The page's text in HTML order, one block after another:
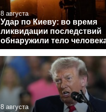
8 августа
Удар по Киеву: во время
ликвидации последствий
обнаружили тело
8 августа